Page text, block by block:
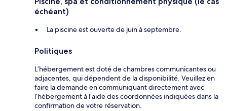
échéant)
La piscine est ouverte de juin à septembre.
Politiques
L’hébergement est doté de chambres communicantes ou
adjacentes, qui dépendent de la disponibilité. Veuillez en
faire la demande en communiquant directement avec
l’hébergement à l’aide des coordonnées indiquées dans la
confirmation de votre réservation.